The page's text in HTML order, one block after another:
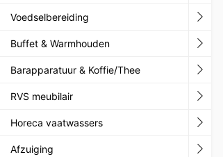
Voedselbereiding
Buffet & Warmhouden
Barapparatuur & Koffie/Thee
RVS meubilair
Horeca vaatwassers
Afzuiging